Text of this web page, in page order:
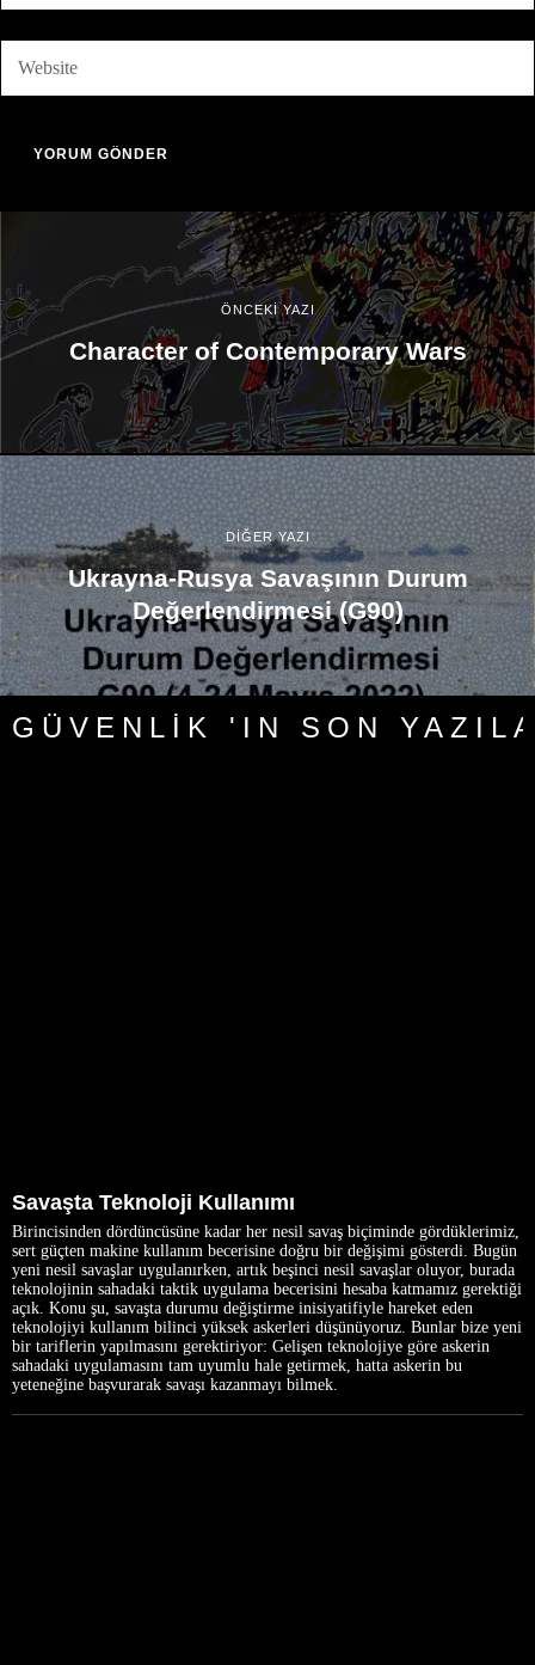
ÖNCEKİ YAZI
Character of Contemporary Wars
DİĞER YAZI
Ukrayna-Rusya Savaşının Durum
Değerlendirmesi (G90)
GÜVENLIK 'IN SON
Savaşta Teknoloji Kullanımı
Birincisinden dördüncüsüne kadar her nesil savaş biçiminde gördüklerimiz,
sert güçten makine kullanım becerisine doğru bir değişimi gösterdi. Bugün
yeni nesil savaşlar uygulanırken, artık beşinci nesil savaşlar oluyor, burada
teknolojinin sahadaki taktik uygulama becerisini hesaba katmamız gerektiği
açık. Konu şu, savaşta durumu değiştirme inisiyatifiyle hareket eden
teknolojiyi kullanım bilinci yüksek askerleri düşünüyoruz. Bunlar bize yeni
bir tariflerin yapılmasını gerektiriyor: Gelişen teknolojiye göre askerin
sahadaki uygulamasını tam uyumlu hale getirmek, hatta askerin bu
yeteneğine başvurarak savaşı kazanmayı bilmek.